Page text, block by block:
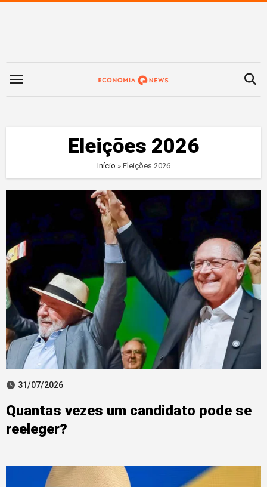
Eleições 2026
Início » Eleições 2026
31/07/2026
Quantas vezes um candidato pode se
reeleger?